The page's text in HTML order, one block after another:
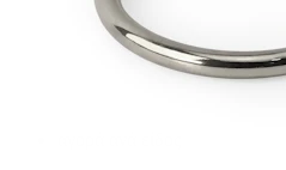
Αγοράζεις 4, πληρώνεις 3